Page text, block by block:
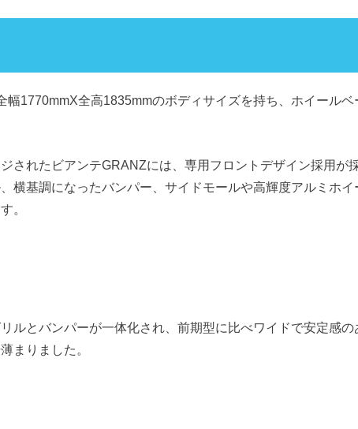
幅1770mmX全高1835mmのボディサイズを持ち、ホイールベ
されたビアンテGRANZには、専用フロントデザイン採用が
横基調になったバンパー、サイドモールや高輝度アルミホ
。
ルとバンパーが一体化され、前期型に比べワイドで安定感
まりました。